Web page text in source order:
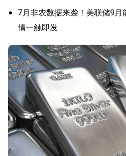
7月非农数据来袭！美联储9
情一触即发